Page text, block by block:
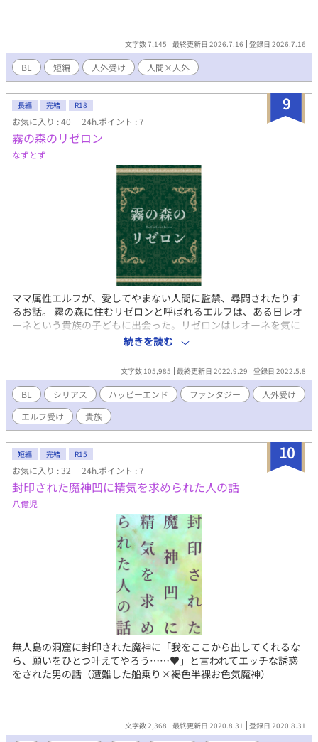
文字数 7,145 最終更新日 2026.7.16 登録日 2026.7.16
BL 短編 人外受け 人間×人外
9
長編 完結 R18
お気に入り : 40 24h.ポイント : 7
霧の森のリゼロン
なずとず
ママ属性エルフが、愛してやまない人間に監禁、尋問されたりす
るお話。 霧の森に住むリゼロンと呼ばれるエルフは、ある日レオ
ーネという貴族の子どもに出会った。リゼロンはレオーネを気に
入り、またレオーネはこの優しいエルフにとても懐いていた。リ
ゼロンは「ずっと一緒にいる」と約束してくれたのだ。しかし、
数日後リゼロンはレオーネに「二度と会いに来るな」と言い捨て
て拒絶の霧で森に籠ってしまう。レオーネはリゼロンに捨てられ
た悲しみや怒りを抱え、拗らせ、十二年後、ついにリゼロンの霧
を破り、彼を捕まえる。地下室に監禁し、鎖に繋ぎ、レオーネは
問うた。何故、あの時自分を捨てたのか、と――。 レオーネ×リ
ゼロンの、監禁拘束尋問されたりするお話になります。 媚薬、異
物挿入、合意のない性行為などが含まれていますが、全体にリゼ
ロンは快感を得るし、全体に愛は有ります。最終的にはハッピー
エンドになる予定です。 エルフの設定は拙作の「悲嘆の森に住ま
うもの」と同様になっておりますが、そちらは未読でも大丈夫で
す。 お気に入り、ありがとうございます！ 励みになります！ ★
追記★ 書きたいように書いてしまったため、後半になるにつれダ
ークな話になります。 一部残酷な表現も出てきますのでご注意く
ださい。 メインの二人についてはハッピーエンドに収束するので
続きを読む
文字数 105,985 最終更新日 2022.9.29 登録日 2022.5.8
BL シリアス ハッピーエンド ファンタジー
人外受け
エルフ受け
貴族
10
短編 完結 R15
お気に入り : 32 24h.ポイント : 7
封印された魔神凹に精気を求められた人の話
八億児
無人島の洞窟に封印された魔神に「我をここから出してくれるな
ら、願いをひとつ叶えてやろう……♥」と言われてエッチな誘惑
をされた男の話（遭難した船乗り×褐色半裸お色気魔神）
文字数 2,368 最終更新日 2020.8.31 登録日 2020.8.31